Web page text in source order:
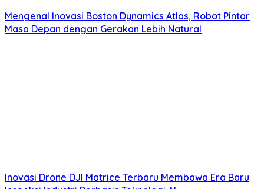
Mengenal Inovasi Boston Dynamics Atlas, Robot Pintar
Masa Depan dengan Gerakan Lebih Natural
Inovasi Drone DJI Matrice Terbaru Membawa Era Baru